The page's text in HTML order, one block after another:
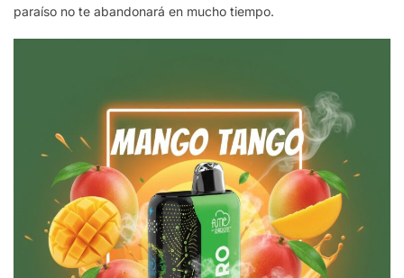
paraíso no te abandonará en mucho tiempo.